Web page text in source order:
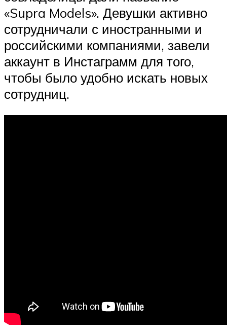
«Supra Models». Девушки активно
сотрудничали с иностранными и
российскими компаниями, завели
аккаунт в Инстаграмм для того,
чтобы было удобно искать новых
сотрудниц.